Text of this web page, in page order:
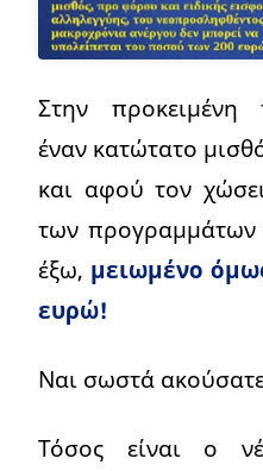
Στην προκειμένη
έναν κατώτατο
και αφού τον
των προγραμμάτων
έξω, μειωμένο
ευρώ!
Ναι σωστά
Τόσος είναι ο